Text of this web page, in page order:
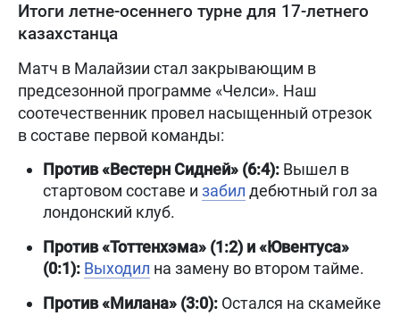
Итоги летне-осеннего турне для 17-летнего
казахстанца
Матч в Малайзии стал закрывающим в
предсезонной программе «Челси». Наш
соотечественник провел насыщенный отрезок
в составе первой команды:
Против «Вестерн Сидней» (6:4): Вышел в
стартовом составе и забил дебютный гол за
лондонский клуб.
Против «Тоттенхэма» (1:2) и «Ювентуса»
(0:1): Выходил на замену во втором тайме.
Против «Милана» (3:0): Остался на скамейке